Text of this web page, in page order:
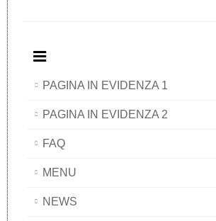
PAGINA IN EVIDENZA 1
PAGINA IN EVIDENZA 2
FAQ
MENU
NEWS